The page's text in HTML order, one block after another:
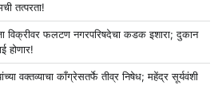
तत्परता!
विक्रीवर फलटण नगरपरिषदेचा कडक इशारा; दुकान
होणार!
वक्तव्याचा काँग्रेसतर्फे तीव्र निषेध; महेंद्र सूर्यवंशी